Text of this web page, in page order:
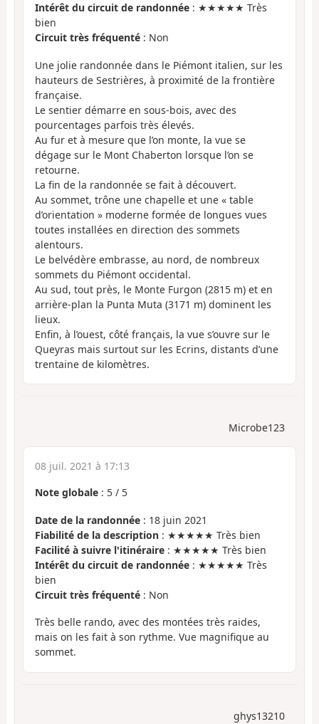
Intérêt du circuit de randonnée : ★★★★★ Très
bien
Circuit très fréquenté : Non
Une jolie randonnée dans le Piémont italien, sur les
hauteurs de Sestrières, à proximité de la frontière
française.
Le sentier démarre en sous-bois, avec des
pourcentages parfois très élevés.
Au fur et à mesure que l’on monte, la vue se
dégage sur le Mont Chaberton lorsque l’on se
retourne.
La fin de la randonnée se fait à découvert.
Au sommet, trône une chapelle et une « table
d’orientation » moderne formée de longues vues
toutes installées en direction des sommets
alentours.
Le belvédère embrasse, au nord, de nombreux
sommets du Piémont occidental.
Au sud, tout près, le Monte Furgon (2815 m) et en
arrière-plan la Punta Muta (3171 m) dominent les
lieux.
Enfin, à l’ouest, côté français, la vue s’ouvre sur le
Queyras mais surtout sur les Ecrins, distants d’une
trentaine de kilomètres.
Microbe123
08 juil. 2021 à 17:13
Note globale : 5 / 5
Date de la randonnée : 18 juin 2021
Fiabilité de la description : ★★★★★ Très bien
Facilité à suivre l'itinéraire : ★★★★★ Très bien
Intérêt du circuit de randonnée : ★★★★★ Très
bien
Circuit très fréquenté : Non
Très belle rando, avec des montées très raides,
mais on les fait à son rythme. Vue magnifique au
sommet.
ghys13210